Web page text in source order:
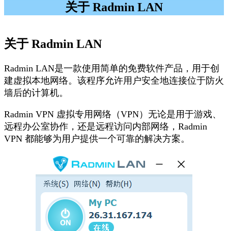
关于 Radmin LAN
关于 Radmin LAN
Radmin LAN是一款使用简单的免费软件产品，用于创
建虚拟本地网络。该程序允许用户安全地连接位于防火
墙后的计算机。
Radmin VPN 虚拟专用网络（VPN）无论是用于游戏、
远程办公室协作，还是远程访问内部网络，Radmin
VPN 都能够为用户提供一个可靠的解决方案。